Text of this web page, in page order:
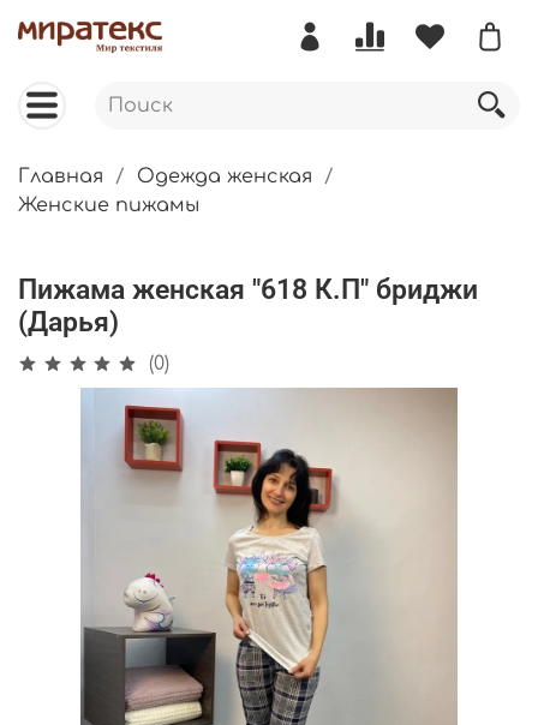
Главная
Одежда женская
Женские пижамы
Пижама женская "618 К.П" бриджи
(Дарья)
(0)